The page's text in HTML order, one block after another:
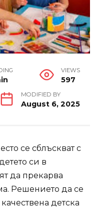
VIEWS
597
MODIFIED BY
August 6, 2025
се сблъскват с
си в
да прекарва
Решението да се
детска